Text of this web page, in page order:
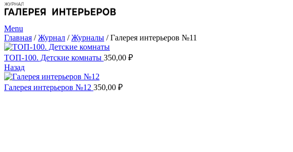
Menu
Главная /Журнал /Журналы /Галерея интерьеров №11
ТОП-100. Детские комнаты 350,00 ₽
Назад
Галерея интерьеров №12 350,00 ₽